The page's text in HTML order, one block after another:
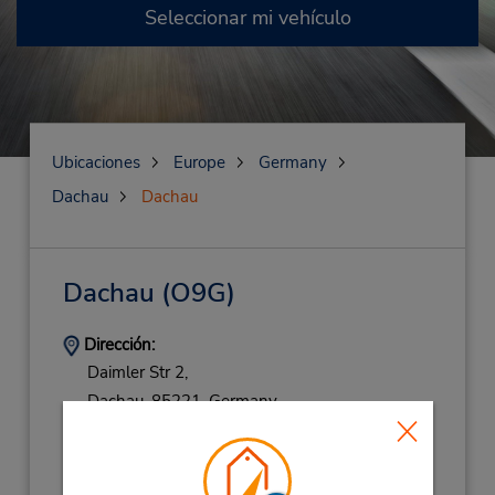
Seleccionar mi vehículo
Ubicaciones Europe
Germany
Dachau
Dachau
Dachau (O9G)
Dirección:
Daimler Str 2,
Dachau, 85221, Germany
(49) 08131 2809970
Horario de servicio: